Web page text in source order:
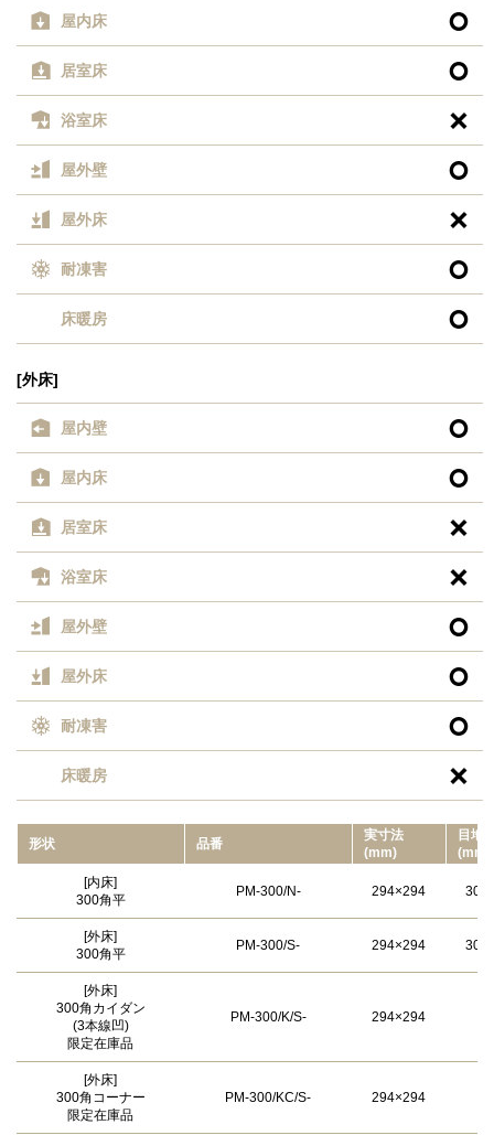
屋内床 
居室床 
浴室床 
屋外壁 
屋外床 
耐凍害 
床暖房 
[外床]
屋内壁 
屋内床 
居室床 
浴室床 
屋外壁 
屋外床 
耐凍害 
床暖房 
形状 品番
実⼨法
(mm)
目地
(mm)
[内床]
300角平
PM-300/N- 294×294
[外床]
300角平
PM-300/S- 294×294
[外床]
300角カイダン
(3本線凹)
限定在庫品
PM-300/K/S- 294×294
[外床]
300角コーナー
限定在庫品
PM-300/KC/S- 294×294